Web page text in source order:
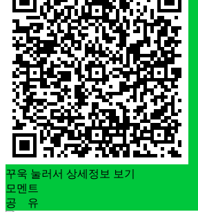
꾸욱 눌러서 상세정보 보기
모멘트
공 유